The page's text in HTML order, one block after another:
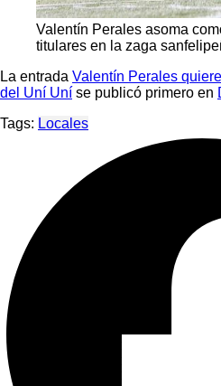
Valentín Perales asoma
titulares en la zaga
La entrada Valentín Perales
del Uní Uní se publicó primero en
Tags: Locales